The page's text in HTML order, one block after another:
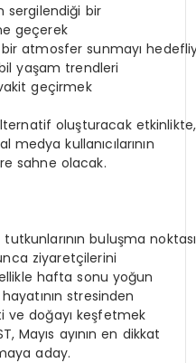
sergilendiği bir
geçerek
atmosfer sunmayı
yaşam trendleri
geçirmek
oluşturacak
kullanıcılarının
sahne olacak.
buluşma
ziyaretçilerini
hafta sonu yoğun
stresinden
ve doğayı keşfetmek
Mayıs ayının en dikkat
aday.